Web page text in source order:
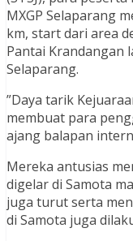
MXGP Selaparang
km, start dari area
Pantai Krandangan
Selaparang.
”Daya tarik
membuat para
ajang balapan
Mereka antusias
digelar di Samota
juga turut serta
di Samota juga